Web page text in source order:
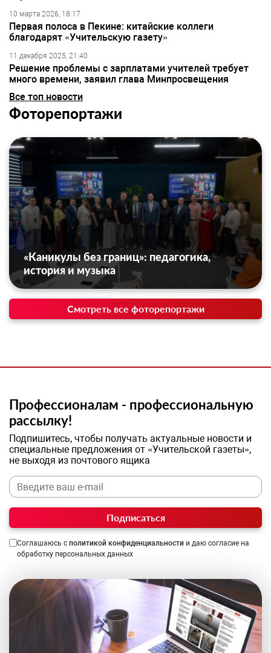
10 марта 2026, 18:17
Первая полоса в Пекине: китайские коллеги
благодарят «Учительскую газету»
11 декабря 2025, 21:40
Решение проблемы с зарплатами учителей требует
много времени, заявил глава Минпросвещения
Все топ новости
Фоторепортажи
«Каникулы без границ»: педагогика,
история и музыка
Смотреть все фоторепортажи
Профессионалам - профессиональную
рассылку!
Подпишитесь, чтобы получать актуальные новости и
специальные предложения от «Учительской газеты»,
не выходя из почтового ящика
Подписаться
Соглашаюсь с политикой конфиденциальности и даю согласие на
обработку персональных данных